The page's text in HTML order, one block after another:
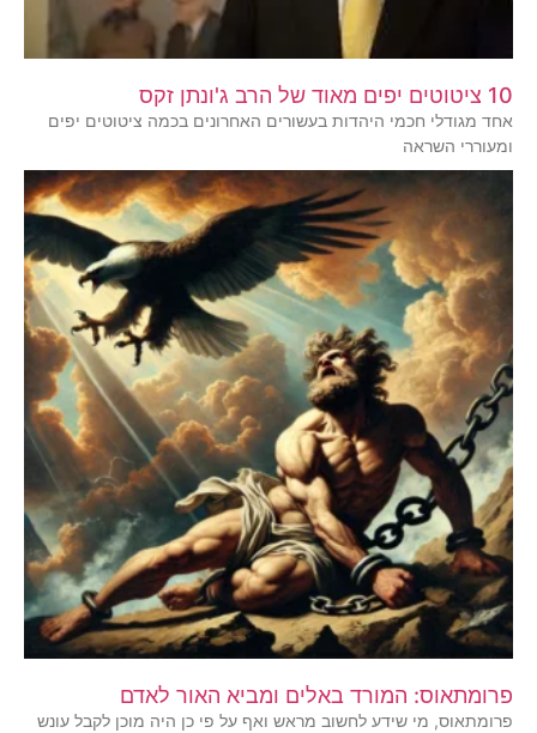
10 ציטוטים יפים מאוד של הרב ג'ונתן זקס
אחד מגודלי חכמי היהדות בעשורים האחרונים בכמה ציטוטים יפים
ומעוררי השראה
פרומתאוס: המורד באלים ומביא האור לאדם
פרומתאוס, מי שידע לחשוב מראש ואף על פי כן היה מוכן לקבל עונש